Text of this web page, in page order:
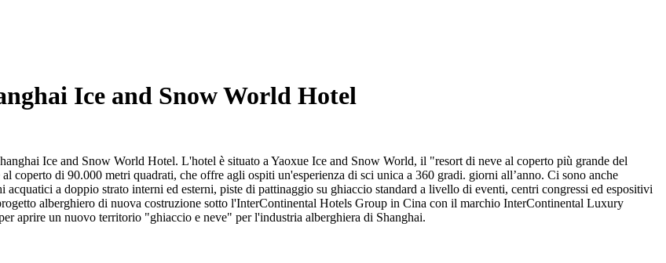
Ice and Snow World Hotel
Ice and Snow World Hotel. L'hotel è situato a Yaoxue Ice and Snow World, il "resort di neve al coperto più grande del
coperto di 90.000 metri quadrati, che offre agli ospiti un'esperienza di sci unica a 360 gradi. giorni all’anno. Ci sono anche
a doppio strato interni ed esterni, piste di pattinaggio su ghiaccio standard a livello di eventi, centri congressi ed espositivi
alberghiero di nuova costruzione sotto l'InterContinental Hotels Group in Cina con il marchio InterContinental Luxury
aprire un nuovo territorio "ghiaccio e neve" per l'industria alberghiera di Shanghai.